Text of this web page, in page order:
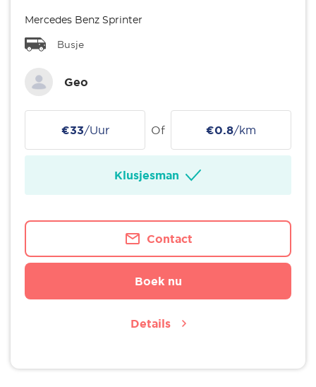
Mercedes Benz Sprinter
Busje
Geo
€33/Uur Of €0.8/km
Klusjesman
Contact
Boek nu
Details